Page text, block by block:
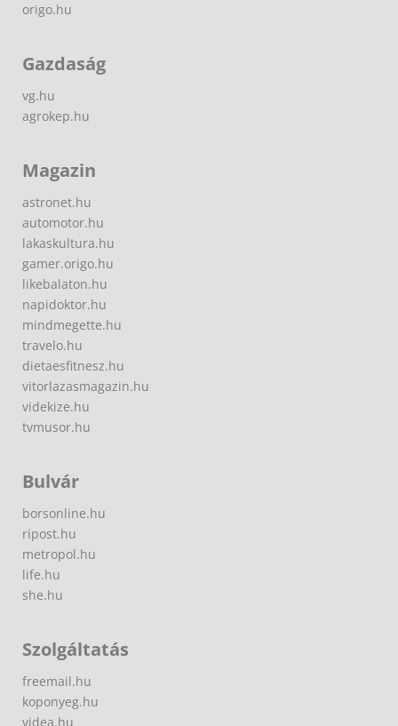
origo.hu
Gazdaság
vg.hu
agrokep.hu
Magazin
astronet.hu
automotor.hu
lakaskultura.hu
gamer.origo.hu
likebalaton.hu
napidoktor.hu
mindmegette.hu
travelo.hu
dietaesfitnesz.hu
vitorlazasmagazin.hu
videkize.hu
tvmusor.hu
Bulvár
borsonline.hu
ripost.hu
metropol.hu
life.hu
she.hu
Szolgáltatás
freemail.hu
koponyeg.hu
videa.hu